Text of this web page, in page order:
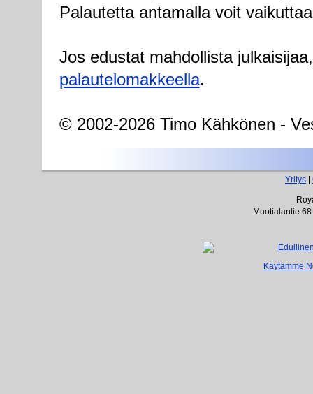
Palautetta antamalla voit
Jos edustat mahdollista
palautelomakkeella.
© 2002-2026 Timo Kähkönen -
Yritys
Muotialantie
Käytämme